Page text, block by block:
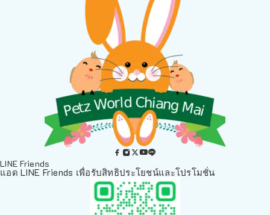
LINE Friends
แอด LINE Friends เพื่อรับสิทธิประโยชน์และโปรโมชั่น